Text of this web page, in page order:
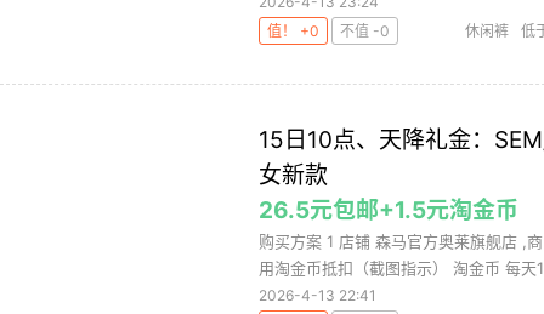
值！ +0
不值 -0 休闲裤 低
15日10点、天降礼金：
女新款
26.5元包邮+1.5元淘金币
购买方案 1 店铺 森马官方奥莱旗舰店 ,
用淘金币抵扣（截图指示） 淘金币 每天
2026-4-13 22:41